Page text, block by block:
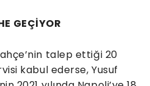
GEÇİYOR
talep ettiği 20
kabul ederse, Yusuf